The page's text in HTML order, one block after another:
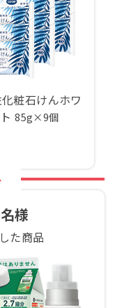
粧石けんホワ
85g×9個
様
た商品